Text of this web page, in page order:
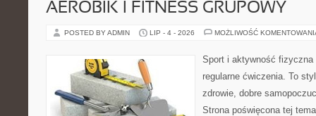
AEROBIK I FITNESS GRUPOWY
POSTED BY ADMIN LIP - 4 - 2026 MOŻLIWOŚĆ
Sport i aktywność
regularne ćwiczenia. To
zdrowie, dobre
Strona poświęcona tej